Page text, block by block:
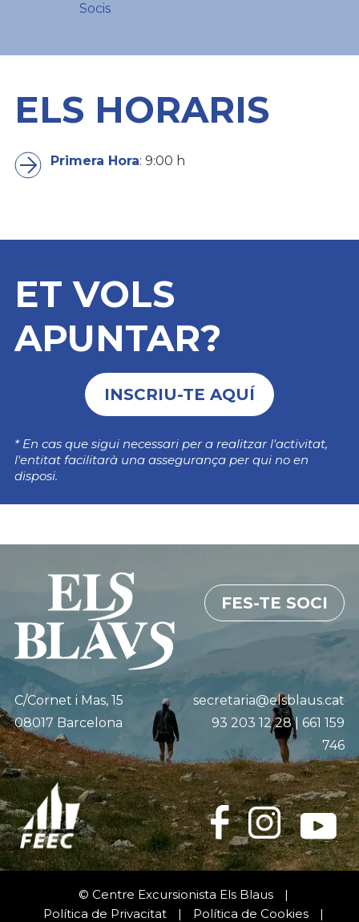
Socis
ELS HORARIS
Primera Hora: 9:00 h
ET VOLS
APUNTAR?
INSCRIU-TE AQUÍ
* En cas que sigui necessari per a realitzar l'activitat,
l'entitat facilitarà una assegurança per qui no en
disposi.
FES-TE SOCI
C/Cornet i Mas, 15
08017 Barcelona
secretaria@elsblaus.cat
93 203 12 28 | 661 159
746
© Centre Excursionista Els Blaus
|
Política de Privacitat
| Política de Cookies |